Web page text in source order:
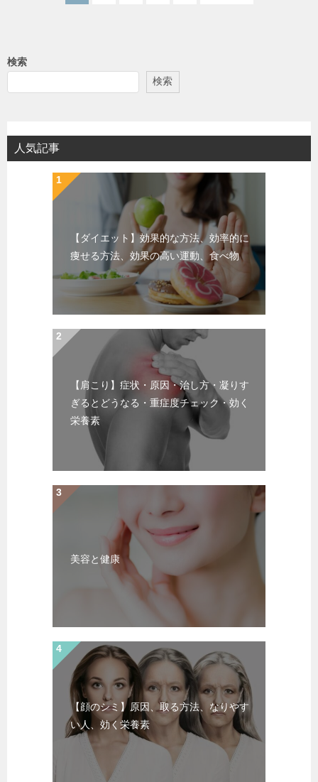
検索
検索
人気記事
【ダイエット】効果的な方法、効率的に
痩せる方法、効果の高い運動、食べ物
【肩こり】症状・原因・治し方・凝りす
ぎるとどうなる・重症度チェック・効く
栄養素
美容と健康
【顔のシミ】原因、取る方法、なりやす
い人、効く栄養素